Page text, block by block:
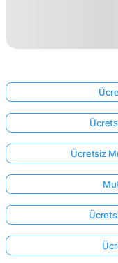
Ücretsiz